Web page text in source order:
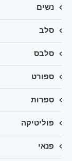
נשים
סלב
סלבס
ספורט
ספרות
פוליטיקה
פנאי